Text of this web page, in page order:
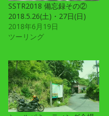
SSTR2018 備忘録その②
2018.5.26(土)・27日(日)
2018年6月19日
ツーリング